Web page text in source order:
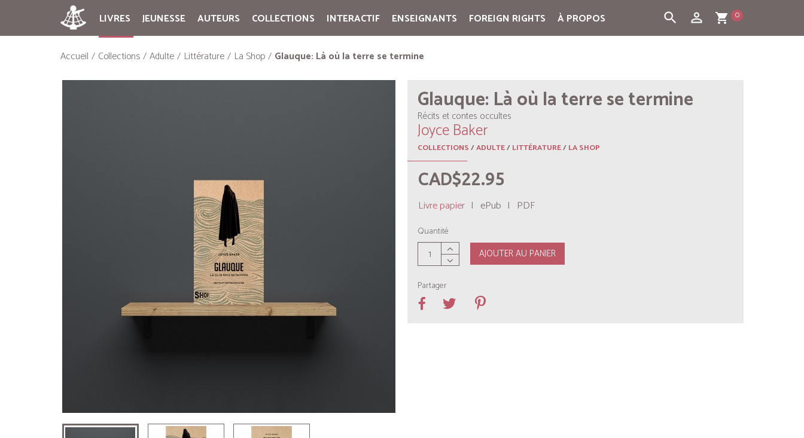
LIVRES JEUNESSE AUTEURS COLLECTIONS INTERACTIF ENSEIGNANTS FOREIGN RIGHTS À PROPOS shopping_cart 0
person_outline
search
Accueil Collections Adulte Littérature La Shop Glauque: Là où la terre se termine
Glauque: Là où la terre se termine
Récits et contes occultes
Joyce Baker
COLLECTIONS/ADULTE/LITTÉRATURE/LA SHOP
CAD$22.95
Livre papier | ePub | PDF
Quantité
AJOUTER AU PANIER
Partager